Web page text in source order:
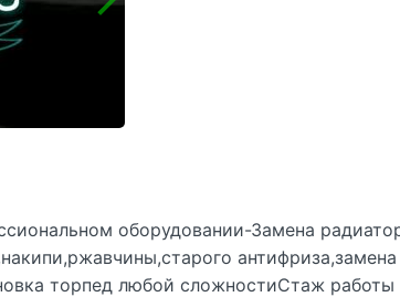
оборудовании-Замена
торпед любой сложностиСтаж работы